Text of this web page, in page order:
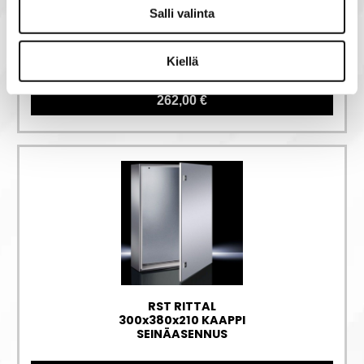
Salli valinta
Kiellä
KYTKENTÄKAAPPI,
IP65, 500X600X230
MM
262,00 €
RST RITTAL
300x380x210 KAAPPI
SEINÄASENNUS